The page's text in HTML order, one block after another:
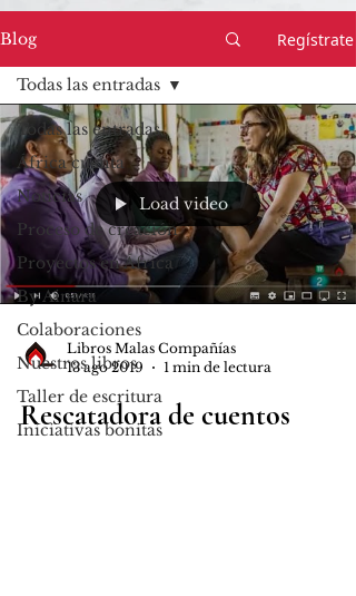
Blog Regístrate
Todas las entradas
África cuenta
Noticias
Proceso de creación
Proyectos en África
By Ainara
Colaboraciones
Nuestros libros
Taller de escritura
Iniciativas bonitas
Todas las entradas
Load video
Libros Malas Compañías
13 ago 2019
1 min de lectura
Rescatadora de cuentos